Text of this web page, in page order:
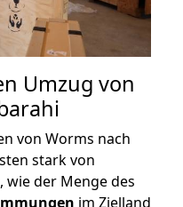
Umzug von
von Worms nach
stark von
wie der Menge des
im Zielland